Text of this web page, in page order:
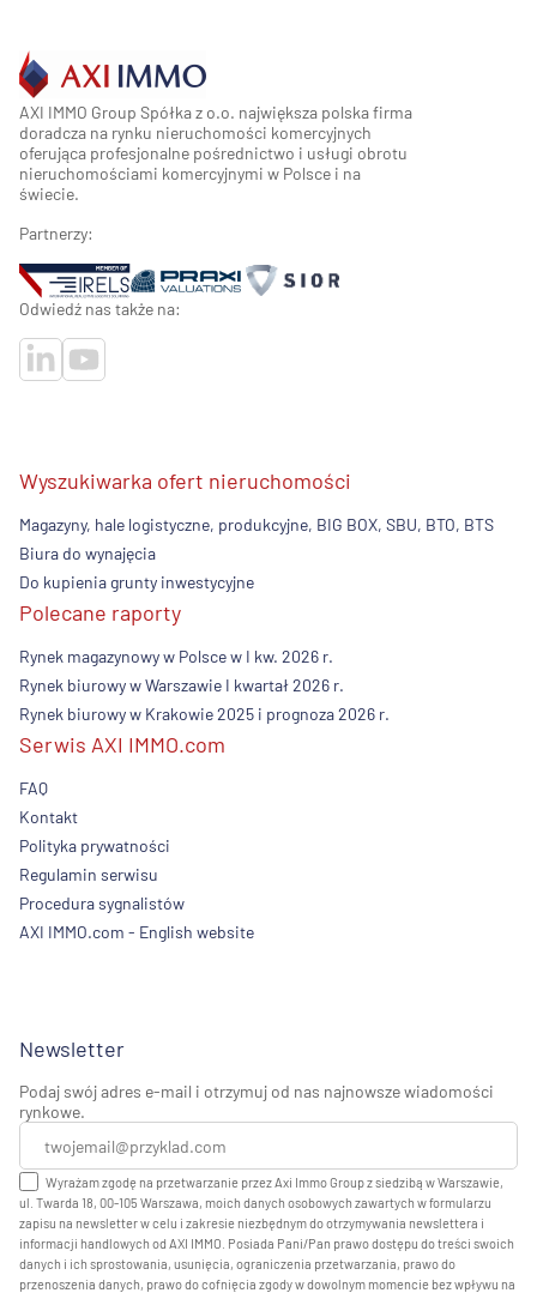
AXI IMMO Group Spółka z o.o. największa polska firma
doradcza na rynku nieruchomości komercyjnych
oferująca profesjonalne pośrednictwo i usługi obrotu
nieruchomościami komercyjnymi w Polsce i na
świecie.
Partnerzy:
Odwiedź nas także na:
Wyszukiwarka ofert nieruchomości
Magazyny, hale logistyczne, produkcyjne, BIG BOX, SBU, BTO, BTS
Biura do wynajęcia
Do kupienia grunty inwestycyjne
Polecane raporty
Rynek magazynowy w Polsce w I kw. 2026 r.
Rynek biurowy w Warszawie I kwartał 2026 r.
Rynek biurowy w Krakowie 2025 i prognoza 2026 r.
Serwis AXI IMMO.com
FAQ
Kontakt
Polityka prywatności
Regulamin serwisu
Procedura sygnalistów
AXI IMMO.com - English website
Newsletter
Podaj swój adres e-mail i otrzymuj od nas najnowsze wiadomości
rynkowe.
Wyrażam zgodę na przetwarzanie przez Axi Immo Group z siedzibą w Warszawie,
ul. Twarda 18, 00-105 Warszawa, moich danych osobowych zawartych w formularzu
zapisu na newsletter w celu i zakresie niezbędnym do otrzymywania newslettera i
informacji handlowych od AXI IMMO. Posiada Pani/Pan prawo dostępu do treści swoich
danych i ich sprostowania, usunięcia, ograniczenia przetwarzania, prawo do
przenoszenia danych, prawo do cofnięcia zgody w dowolnym momencie bez wpływu na